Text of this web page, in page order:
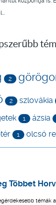
2
2 szlovákia
1 ázsia
1 olcsó
Többet
témák